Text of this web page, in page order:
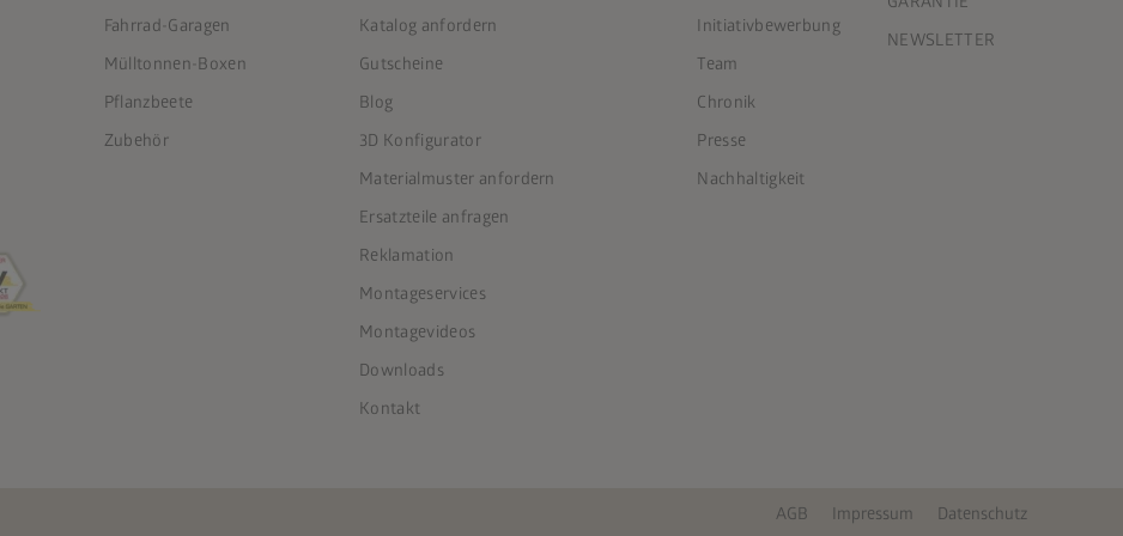
Fahrrad-Garagen
Mülltonnen-Boxen
Pflanzbeete
Zubehör
Katalog anfordern
Gutscheine
Blog
3D Konfigurator
Materialmuster anfordern
Ersatzteile anfragen
Reklamation
Montageservices
Montagevideos
Downloads
Kontakt
Initiativbewerbung
Team
Chronik
Presse
Nachhaltigkeit
NEWSLETTER
AGB Impressum Datenschutz